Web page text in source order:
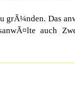
grÃ¼nden. Das
auch